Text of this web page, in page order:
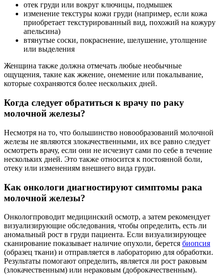
отек груди или вокруг ключицы, подмышек
изменение текстуры кожи груди (например, если кожа
приобретает текстурированный вид, похожий на кожуру
апельсина)
втянутые соски, покраснение, шелушение, утолщение
или выделения
Женщина также должна отмечать любые необычные
ощущения, такие как жжение, онемение или покалывание,
которые сохраняются более нескольких дней.
Когда следует обратиться к врачу по раку
молочной железы?
Несмотря на то, что большинство новообразований молочной
железы не являются злокачественными, их все равно следует
осмотреть врачу, если они не исчезнут сами по себе в течение
нескольких дней. Это также относится к постоянной боли,
отеку или изменениям внешнего вида груди.
Как онкологи диагностируют симптомы рака
молочной железы?
Онкологпроводит медицинский осмотр, а затем рекомендует
визуализирующие обследования, чтобы определить, есть ли
аномальный рост в груди пациента. Если визуализирующее
сканирование показывает наличие опухоли, берется биопсия
(образец ткани) и отправляется в лабораторию для обработки.
Результаты помогают определить, является ли рост раковым
(злокачественным) или нераковым (доброкачественным).